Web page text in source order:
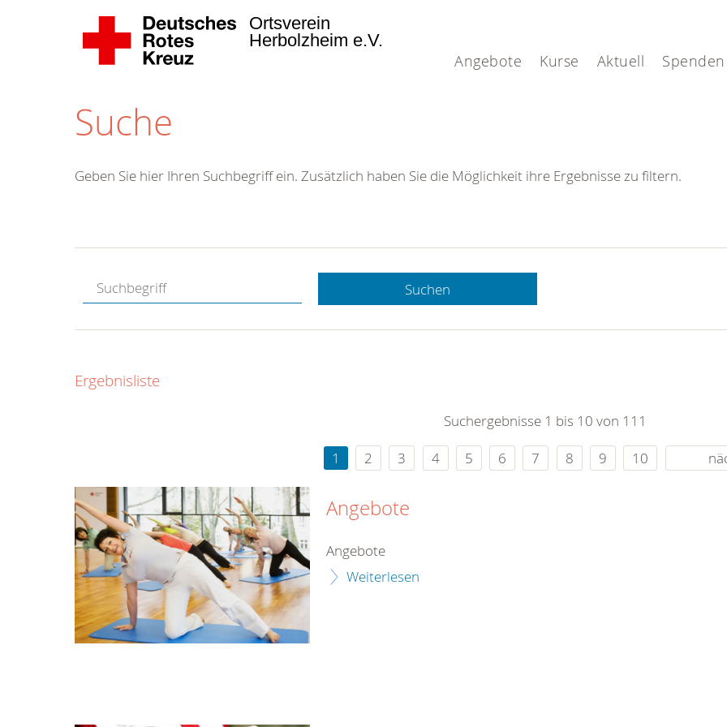
Angebote Kurse Aktuell Spenden
Ortsverein
Herbolzheim e.V.
Suche
Hotline.
gerne.
rund um die Uhr
Geben Sie hier Ihren Suchbegriff ein. Zusätzlich haben Sie die Möglichkeit ihre Ergebnisse zu filtern.
Suchen
Ergebnisliste
Suchergebnisse 1 bis 10 von 111
1
2 3 4 5 6 7 8 9 10
Angebote
Angebote
Weiterlesen